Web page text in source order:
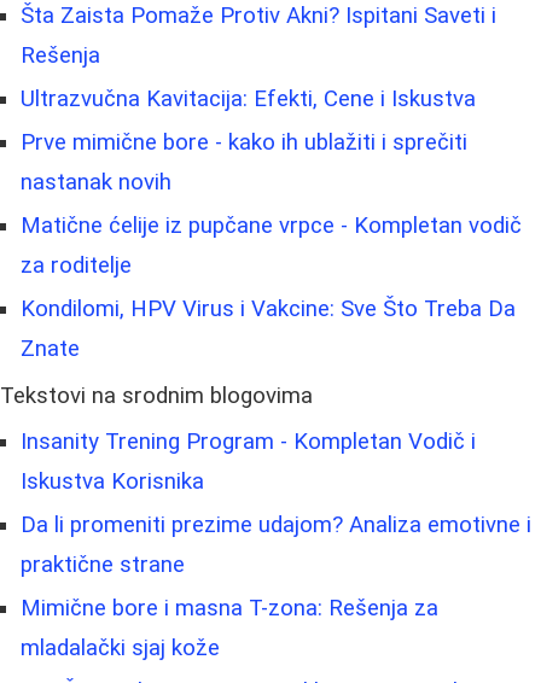
Šta Zaista Pomaže Protiv Akni? Ispitani Saveti i
Rešenja
Ultrazvučna Kavitacija: Efekti, Cene i Iskustva
Prve mimične bore - kako ih ublažiti i sprečiti
nastanak novih
Matične ćelije iz pupčane vrpce - Kompletan vodič
za roditelje
Kondilomi, HPV Virus i Vakcine: Sve Što Treba Da
Znate
Tekstovi na srodnim blogovima
Insanity Trening Program - Kompletan Vodič i
Iskustva Korisnika
Da li promeniti prezime udajom? Analiza emotivne i
praktične strane
Mimične bore i masna T-zona: Rešenja za
mladalački sjaj kože